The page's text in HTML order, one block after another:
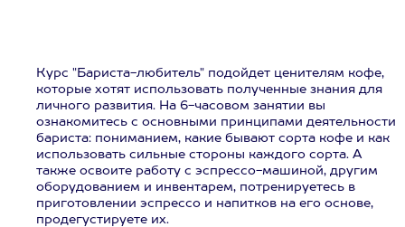
Курс "Бариста-любитель" подойдет ценителям кофе,
которые хотят использовать полученные знания для
личного развития. На 6-часовом занятии вы
ознакомитесь с основными принципами деятельности
бариста: пониманием, какие бывают сорта кофе и как
использовать сильные стороны каждого сорта. А
также освоите работу с эспрессо-машиной, другим
оборудованием и инвентарем, потренируетесь в
приготовлении эспрессо и напитков на его основе,
продегустируете их.